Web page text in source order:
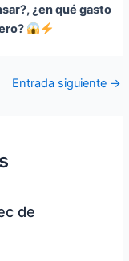
¿en qué gasto
Entrada siguiente →
de